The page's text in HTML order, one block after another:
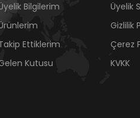
Bilgilerim
Ettiklerim
Kutusu
Üyelik
Gizlilik
Çerez
KVKK